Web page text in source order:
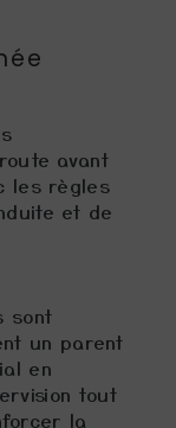
avant
les règles
et de
sont
un parent
en
tout
la